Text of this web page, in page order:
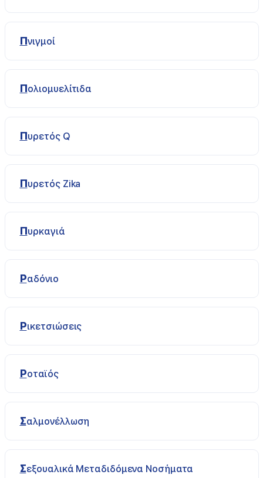
Πνιγμοί
Πολιομυελίτιδα
Πυρετός Q
Πυρετός Ζika
Πυρκαγιά
Ραδόνιο
Ρικετσιώσεις
Ροταϊός
Σαλμονέλλωση
Σεξουαλικά Μεταδιδόμενα Νοσήματα